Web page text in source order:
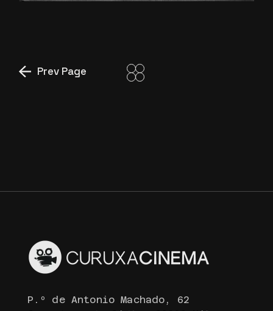
Prev Page
P.º de Antonio Machado, 62